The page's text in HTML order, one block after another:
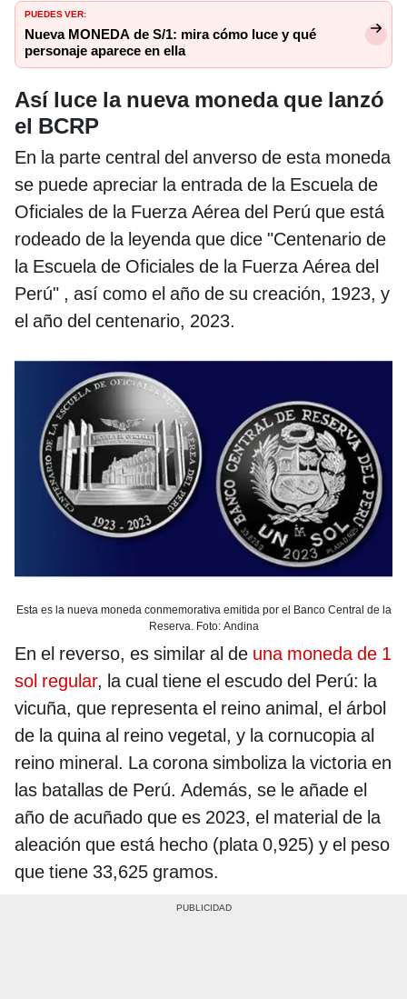
PUEDES VER:
Nueva MONEDA de S/1: mira cómo luce y qué
personaje aparece en ella
Así luce la nueva moneda que lanzó
el BCRP
En la parte central del anverso de esta moneda
se puede apreciar la entrada de la Escuela de
Oficiales de la Fuerza Aérea del Perú que está
rodeado de la leyenda que dice "Centenario de
la Escuela de Oficiales de la Fuerza Aérea del
Perú" , así como el año de su creación, 1923, y
el año del centenario, 2023.
Esta es la nueva moneda conmemorativa emitida por el Banco Central de la
Reserva. Foto: Andina
En el reverso, es similar al de una moneda de 1
sol regular, la cual tiene el escudo del Perú: la
vicuña, que representa el reino animal, el árbol
de la quina al reino vegetal, y la cornucopia al
reino mineral. La corona simboliza la victoria en
las batallas de Perú. Además, se le añade el
año de acuñado que es 2023, el material de la
aleación que está hecho (plata 0,925) y el peso
que tiene 33,625 gramos.